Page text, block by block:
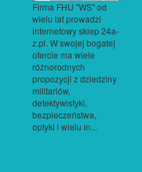
Firma FHU "WS" od
wielu lat prowadzi
internetowy sklep 24a-
z.pl. W swojej bogatej
ofercie ma wiele
różnorodnych
propozycji z dziedziny
militariów,
detektywistyki,
bezpieczeństwa,
optyki i wielu in...